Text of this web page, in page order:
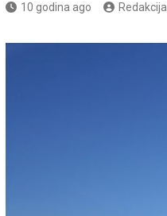
10 godina ago Redakcija